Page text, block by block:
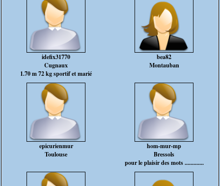
idefix31770
Cugnaux
1.70 m 72 kg sportif et marié
bea82
Montauban
epicurienmur
Toulouse
hom-mur-mp
Bressols
pour le plaisir des mots .............